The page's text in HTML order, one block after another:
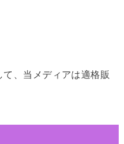
、当メディアは適格販